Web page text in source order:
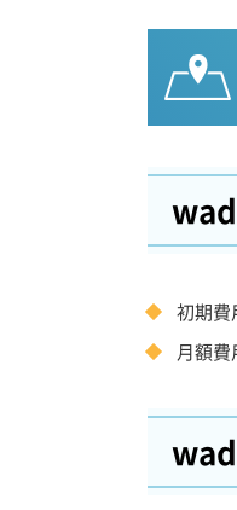
初期費
月額